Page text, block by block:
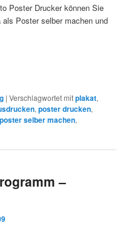
Poster Drucker können Sie
Poster selber machen und
|Verschlagwortet mitplakat,
,poster drucken,
poster selber machen,
–